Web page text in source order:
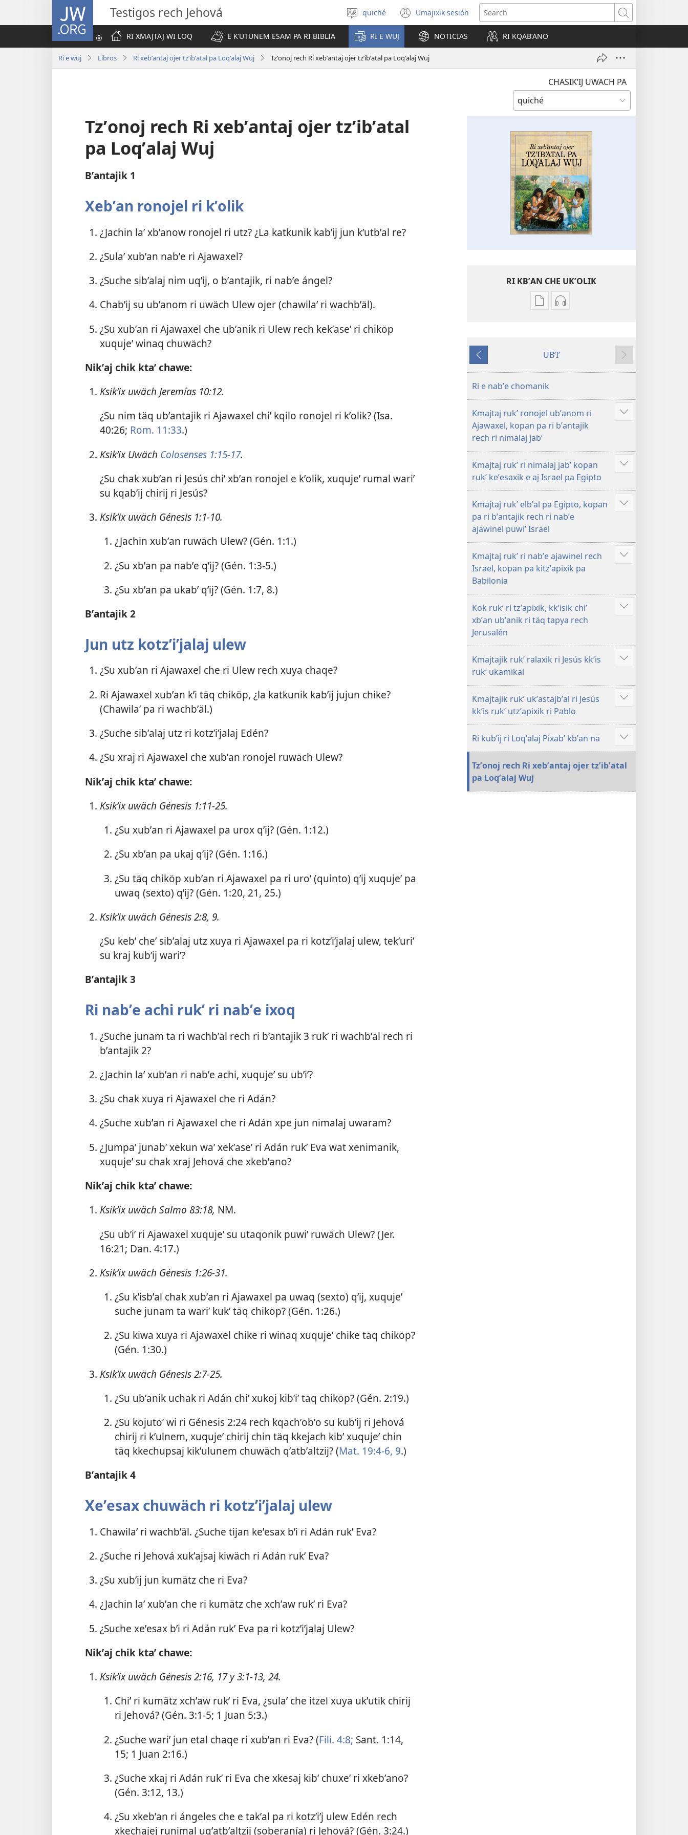
JW.ORG Testigos rech Jehová
Uchaʼik
jun
chʼabʼal
quiché Umajixik sesión
(opens
new
window)
Search
RI XMAJTAJ WI LOQ
E KʼUTUNEM ESAM PA RI BIBLIA RI E WUJ NOTICIAS RI KQABʼANO
Ri e wuj Libros Ri xebʼantaj ojer tzʼibʼatal pa Loqʼalaj Wuj Tzʼonoj rech Ri xebʼantaj ojer tzʼibʼatal pa Loqʼalaj Wuj
CHASIKʼIJ UWACH PA
Tzʼonoj rech Ri xebʼantaj ojer tzʼibʼatal
pa Loqʼalaj Wuj
Bʼantajik 1
Xebʼan ronojel ri kʼolik
¿Jachin laʼ xbʼanow ronojel ri utz? ¿La katkunik kabʼij jun kʼutbʼal re?
¿Sulaʼ xubʼan nabʼe ri Ajawaxel?
¿Suche sibʼalaj nim uqʼij, o bʼantajik, ri nabʼe ángel?
Chabʼij su ubʼanom ri uwäch Ulew ojer (chawilaʼ ri wachbʼäl).
¿Su xubʼan ri Ajawaxel che ubʼanik ri Ulew rech kekʼaseʼ ri chiköp
xuqujeʼ winaq chuwäch?
Nikʼaj chik ktaʼ chawe:
Ksikʼix uwäch Jeremías 10:12.
¿Su nim täq ubʼantajik ri Ajawaxel chiʼ kqilo ronojel ri kʼolik? (Isa.
40:26; Rom. 11:33.)
Ksikʼix Uwäch Colosenses 1:15-17.
¿Su chak xubʼan ri Jesús chiʼ xbʼan ronojel e kʼolik, xuqujeʼ rumal wariʼ
su kqabʼij chirij ri Jesús?
Ksikʼix uwäch Génesis 1:1-10.
¿Jachin xubʼan ruwäch Ulew? (Gén. 1:1.)
¿Su xbʼan pa nabʼe qʼij? (Gén. 1:3-5.)
¿Su xbʼan pa ukabʼ qʼij? (Gén. 1:7, 8.)
Bʼantajik 2
Jun utz kotzʼiʼjalaj ulew
¿Su xubʼan ri Ajawaxel che ri Ulew rech xuya chaqe?
Ri Ajawaxel xubʼan kʼi täq chiköp, ¿la katkunik kabʼij jujun chike?
(Chawilaʼ pa ri wachbʼäl.)
¿Suche sibʼalaj utz ri kotzʼiʼjalaj Edén?
¿Su xraj ri Ajawaxel che xubʼan ronojel ruwäch Ulew?
Nikʼaj chik ktaʼ chawe:
Ksikʼix uwäch Génesis 1:11-25.
¿Su xubʼan ri Ajawaxel pa urox qʼij? (Gén. 1:12.)
¿Su xbʼan pa ukaj qʼij? (Gén. 1:16.)
¿Su täq chiköp xubʼan ri Ajawaxel pa ri uroʼ (quinto) qʼij xuqujeʼ pa
uwaq (sexto) qʼij? (Gén. 1:20, 21, 25.)
Ksikʼix uwäch Génesis 2:8, 9.
¿Su kebʼ cheʼ sibʼalaj utz xuya ri Ajawaxel pa ri kotzʼiʼjalaj ulew, tekʼuriʼ
su kraj kubʼij wariʼ?
Bʼantajik 3
Ri nabʼe achi rukʼ ri nabʼe ixoq
¿Suche junam ta ri wachbʼäl rech ri bʼantajik 3 rukʼ ri wachbʼäl rech ri
bʼantajik 2?
¿Jachin laʼ xubʼan ri nabʼe achi, xuqujeʼ su ubʼiʼ?
¿Su chak xuya ri Ajawaxel che ri Adán?
¿Suche xubʼan ri Ajawaxel che ri Adán xpe jun nimalaj uwaram?
¿Jumpaʼ junabʼ xekun waʼ xekʼaseʼ ri Adán rukʼ Eva wat xenimanik,
xuqujeʼ su chak xraj Jehová che xkebʼano?
Nikʼaj chik ktaʼ chawe:
Ksikʼix uwäch Salmo 83:18, NM.
¿Su ubʼiʼ ri Ajawaxel xuqujeʼ su utaqonik puwiʼ ruwäch Ulew? (Jer.
16:21; Dan. 4:17.)
Ksikʼix uwäch Génesis 1:26-31.
¿Su kʼisbʼal chak xubʼan ri Ajawaxel pa uwaq (sexto) qʼij, xuqujeʼ
suche junam ta wariʼ kukʼ täq chiköp? (Gén. 1:26.)
¿Su kiwa xuya ri Ajawaxel chike ri winaq xuqujeʼ chike täq chiköp?
(Gén. 1:30.)
Ksikʼix uwäch Génesis 2:7-25.
¿Su ubʼanik uchak ri Adán chiʼ xukoj kibʼiʼ täq chiköp? (Gén. 2:19.)
¿Su kojutoʼ wi ri Génesis 2:24rech kqachʼobʼo su kubʼij ri Jehová
chirij ri kʼulnem, xuqujeʼ chirij chin täq kkejach kibʼ xuqujeʼ chin
täq kkechupsaj kikʼulunem chuwäch qʼatbʼaltzij? (Mat. 19:4-6, 9.)
Bʼantajik 4
Xeʼesax chuwäch ri kotzʼiʼjalaj ulew
Chawilaʼ ri wachbʼäl. ¿Suche tijan keʼesax bʼi ri Adán rukʼ Eva?
¿Suche ri Jehová xukʼajsaj kiwäch ri Adán rukʼ Eva?
¿Su xubʼij jun kumätz che ri Eva?
¿Jachin laʼ xubʼan che ri kumätz che xchʼaw rukʼ ri Eva?
¿Suche xeʼesax bʼi ri Adán rukʼ Eva pa ri kotzʼiʼjalaj Ulew?
Nikʼaj chik ktaʼ chawe:
Ksikʼix uwäch Génesis 2:16, 17 y3:1-13, 24.
Chiʼ ri kumätz xchʼaw rukʼ ri Eva, ¿sulaʼ che itzel xuya ukʼutik chirij
ri Jehová? (Gén. 3:1-5; 1 Juan 5:3.)
¿Suche wariʼ jun etal chaqe ri xubʼan ri Eva? (Fili. 4:8; Sant. 1:14,
15; 1 Juan 2:16.)
¿Suche xkaj ri Adán rukʼ ri Eva che xkesaj kibʼ chuxeʼ ri xkebʼano?
(Gén. 3:12, 13.)
¿Su xkebʼan ri ángeles che e takʼal pa ri kotzʼiʼj ulew Edén rech
xkechajej runimal uqʼatbʼaltzij (soberanía) ri Jehová? (Gén. 3:24.)
RI KBʼAN CHE UKʼOLIK
Digital
Ri
ojer
tzʼibʼatal
Loqʼalaj
Wuj
Audio
Loqʼalaj
Wuj
Nab'e
UBʼIʼ
Jun
chik
Ri e nabʼe chomanik
Kmajtaj rukʼ ronojel ubʼanom ri
Ajawaxel, kopan pa ri bʼantajik
rech ri nimalaj jabʼ
Show
Kmajtaj rukʼ ri nimalaj jabʼ kopan
rukʼ keʼesaxik e aj Israel pa Egipto
Show
Kmajtaj rukʼ elbʼal pa Egipto, kopan
pa ri bʼantajik rech ri nabʼe
ajawinel puwiʼ Israel
Show
Kmajtaj rukʼ ri nabʼe ajawinel rech
Israel, kopan pa kitzʼapixik pa
Babilonia
Show
Kok rukʼ ri tzʼapixik, kkʼisik chiʼ
xbʼan ubʼanik ri täq tapya rech
Jerusalén
Show
Kmajtajik rukʼ ralaxik ri Jesús kkʼis
rukʼ ukamikal
Show
Kmajtajik rukʼ ukʼastajbʼal ri Jesús
kkʼis rukʼ utzʼapixik ri Pablo
Show
Ri kubʼij ri Loqʼalaj Pixabʼ kbʼan na
Show
more
Tzʼonoj rech Ri xebʼantaj ojer tzʼibʼatal
pa Loqʼalaj Wuj